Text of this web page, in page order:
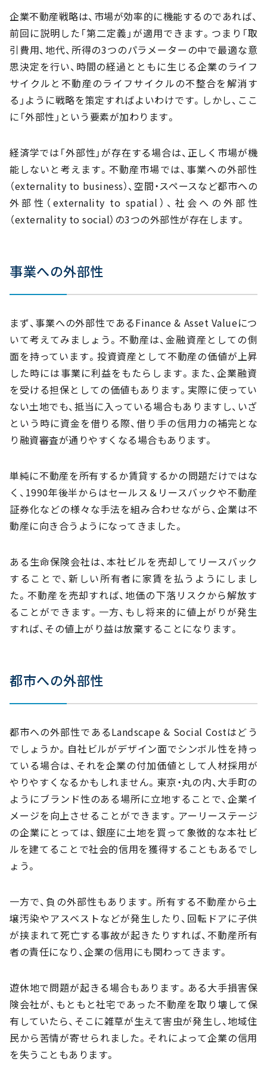
企業不動産戦略は、市場が効率的に機能するのであれば、
前回に説明した「第二定義」が適用できます。つまり「取
引費用、地代、所得の3つのパラメーターの中で最適な意
思決定を行い、時間の経過とともに生じる企業のライフ
サイクルと不動産のライフサイクルの不整合を解消す
る」ように戦略を策定すればよいわけです。しかし、ここ
に「外部性」という要素が加わります。
経済学では「外部性」が存在する場合は、正しく市場が機
能しないと考えます。不動産市場では、事業への外部性
（externality to business）、空間・スペースなど都市への
外部性（externality to spatial）、社会への外部性
（externality to social）の3つの外部性が存在します。
事業への外部性
まず、事業への外部性であるFinance & Asset Valueにつ
いて考えてみましょう。不動産は、金融資産としての側
面を持っています。投資資産として不動産の価値が上昇
した時には事業に利益をもたらします。また、企業融資
を受ける担保としての価値もあります。実際に使ってい
ない土地でも、抵当に入っている場合もありますし、いざ
という時に資金を借りる際、借り手の信用力の補完とな
り融資審査が通りやすくなる場合もあります。
単純に不動産を所有するか賃貸するかの問題だけではな
く、1990年後半からはセールス＆リースバックや不動産
証券化などの様々な手法を組み合わせながら、企業は不
動産に向き合うようになってきました。
ある生命保険会社は、本社ビルを売却してリースバック
することで、新しい所有者に家賃を払うようにしまし
た。不動産を売却すれば、地価の下落リスクから解放す
ることができます。一方、もし将来的に値上がりが発生
すれば、その値上がり益は放棄することになります。
都市への外部性
都市への外部性であるLandscape & Social Costはどう
でしょうか。自社ビルがデザイン面でシンボル性を持っ
ている場合は、それを企業の付加価値として人材採用が
やりやすくなるかもしれません。東京・丸の内、大手町の
ようにブランド性のある場所に立地することで、企業イ
メージを向上させることができます。アーリーステージ
の企業にとっては、銀座に土地を買って象徴的な本社ビ
ルを建てることで社会的信用を獲得することもあるでし
ょう。
一方で、負の外部性もあります。所有する不動産から土
壌汚染やアスベストなどが発生したり、回転ドアに子供
が挟まれて死亡する事故が起きたりすれば、不動産所有
者の責任になり、企業の信用にも関わってきます。
遊休地で問題が起きる場合もあります。ある大手損害保
険会社が、もともと社宅であった不動産を取り壊して保
有していたら、そこに雑草が生えて害虫が発生し、地域住
民から苦情が寄せられました。それによって企業の信用
を失うこともあります。